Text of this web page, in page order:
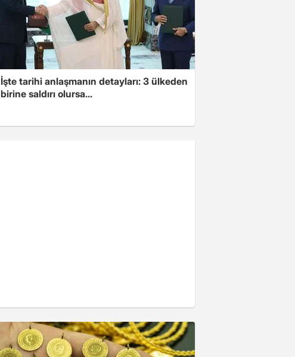
İşte tarihi anlaşmanın detayları: 3 ülkeden
birine saldırı olursa...